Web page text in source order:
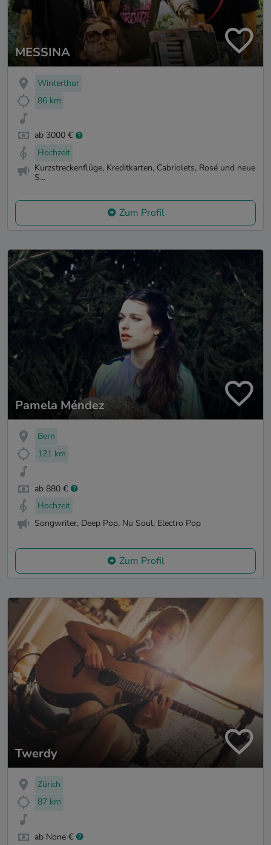
MESSINA
Winterthur
86 km
ab 3000 €
Hochzeit
Kurzstreckenflüge, Kreditkarten, Cabriolets, Rosé und neue
S...
Zum Profil
Pamela Méndez
Bern
121 km
ab 880 €
Hochzeit
Songwriter, Deep Pop, Nu Soul, Electro Pop
Zum Profil
Twerdy
Zürich
87 km
ab None €